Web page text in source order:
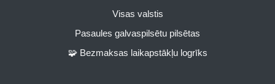
Visas valstis
Pasaules galvaspilsētu pilsētas
🧩 Bezmaksas laikapstākļu logrīks